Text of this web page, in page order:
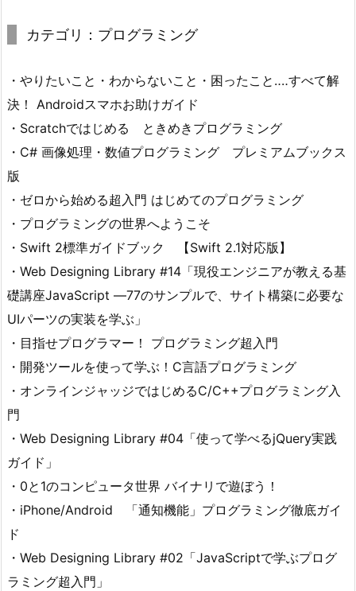
カテゴリ：プログラミング
・やりたいこと・わからないこと・困ったこと‥‥すべて解
決！ Androidスマホお助けガイド
・Scratchではじめる ときめきプログラミング
・C# 画像処理・数値プログラミング プレミアムブックス
版
・ゼロから始める超入門 はじめてのプログラミング
・プログラミングの世界へようこそ
・Swift 2標準ガイドブック 【Swift 2.1対応版】
・Web Designing Library #14「現役エンジニアが教える基
礎講座JavaScript ―77のサンプルで、サイト構築に必要な
UIパーツの実装を学ぶ」
・目指せプログラマー！ プログラミング超入門
・開発ツールを使って学ぶ！C言語プログラミング
・オンラインジャッジではじめるC/C++プログラミング入
門
・Web Designing Library #04「使って学べるjQuery実践
ガイド」
・0と1のコンピュータ世界 バイナリで遊ぼう！
・iPhone/Android 「通知機能」プログラミング徹底ガイ
ド
・Web Designing Library #02「JavaScriptで学ぶプログ
ラミング超入門」